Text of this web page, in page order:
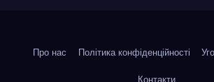
Про нас Політика конфіденційності
Контакти